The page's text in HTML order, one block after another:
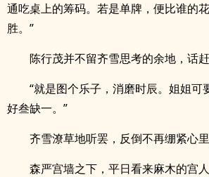
通吃桌上的筹码。若是单牌，便比谁的
胜。”
陈行茂并不留齐雪思考的余地，话
“就是图个乐子，消磨时辰。姐姐可
好叁缺一。”
齐雪潦草地听罢，反倒不再绷紧心里
森严宫墙之下，平日看来麻木的宫